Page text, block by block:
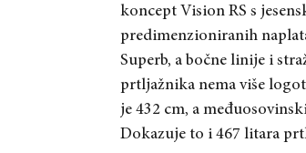
koncept Vision RS s
predimenzioniranih
Superb, a bočne linije i
prtljažnika nema više
je 432 cm, a
Dokazuje to i 467 litara